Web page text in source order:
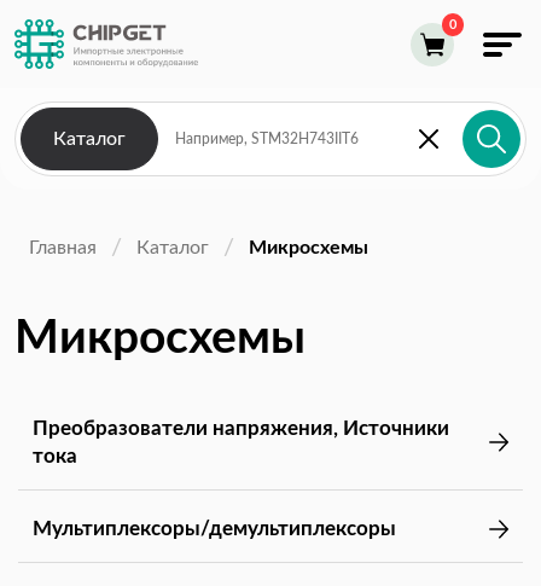
Каталог
Главная Каталог Микросхемы
Микросхемы
Преобразователи напряжения, Источники
тока
Мультиплексоры/демультиплексоры